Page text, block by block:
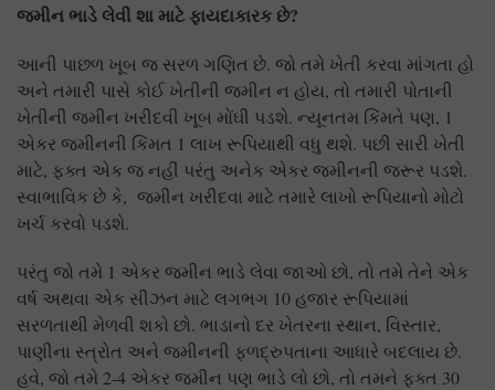
જમીન ભાડે લેવી શા માટે ફાયદાકારક છે?
આની પાછળ ખૂબ જ સરળ ગણિત છે. જો તમે ખેતી કરવા માંગતા હો
અને તમારી પાસે કોઈ ખેતીની જમીન ન હોય, તો તમારી પોતાની
ખેતીની જમીન ખરીદવી ખૂબ મોંઘી પડશે. ન્યૂનતમ કિંમતે પણ, 1
એકર જમીનની કિંમત 1 લાખ રૂપિયાથી વધુ થશે. પછી સારી ખેતી
માટે, ફક્ત એક જ નહીં પરંતુ અનેક એકર જમીનની જરૂર પડશે.
સ્વાભાવિક છે કે, જમીન ખરીદવા માટે તમારે લાખો રૂપિયાનો મોટો
ખર્ચ કરવો પડશે.
પરંતુ જો તમે 1 એકર જમીન ભાડે લેવા જાઓ છો, તો તમે તેને એક
વર્ષ અથવા એક સીઝન માટે લગભગ 10 હજાર રૂપિયામાં
સરળતાથી મેળવી શકો છો. ભાડાનો દર ખેતરના સ્થાન, વિસ્તાર,
પાણીના સ્ત્રોત અને જમીનની ફળદ્રુપતાના આધારે બદલાય છે.
હવે, જો તમે 2-4 એકર જમીન પણ ભાડે લો છો, તો તમને ફક્ત 30